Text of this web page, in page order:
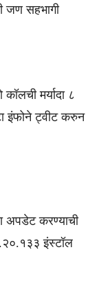
जण सहभागी
मर्यादा ८
इंफोने ट्वीट करुन
अपडेट करण्याची
इंस्टॉल